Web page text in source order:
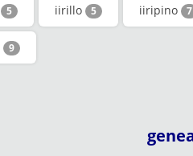
5 iirillo 5 iiripino 7
9